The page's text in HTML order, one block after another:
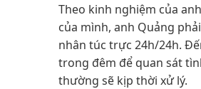
Theo kinh nghiệm của
của mình, anh Quảng
nhân túc trực 24h/24h.
trong đêm để quan sát
thường sẽ kịp thời xử lý.